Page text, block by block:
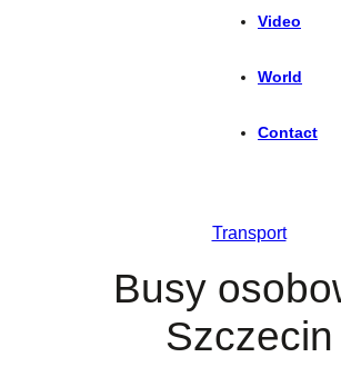
Video
World
Contact
Transport
Busy
Szczecin